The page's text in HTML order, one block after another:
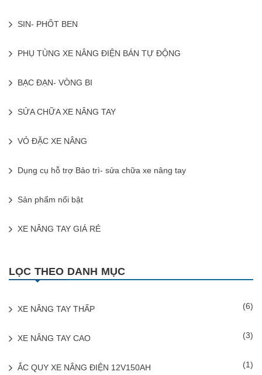
SIN- PHỐT BEN
PHỤ TÙNG XE NÂNG ĐIỆN BÁN TỰ ĐỘNG
BẠC ĐẠN- VÒNG BI
SỬA CHỮA XE NÂNG TAY
VỎ ĐẶC XE NÂNG
Dụng cụ hỗ trợ Bảo trì- sửa chữa xe nâng tay
Sản phẩm nổi bật
XE NÂNG TAY GIÁ RẺ
LỌC THEO DANH MỤC
XE NÂNG TAY THẤP (6)
XE NÂNG TAY CAO (3)
ẮC QUY XE NÂNG ĐIỆN 12V150AH (1)